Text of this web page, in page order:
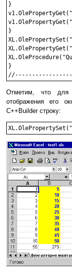
}
}
}
Отметим, что
отображения его
С++Builder строку: